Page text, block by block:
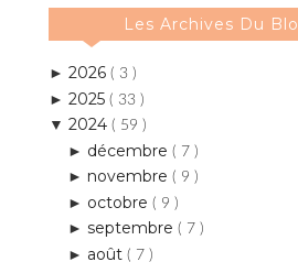
Les Archives Du
► 2026 ( 3 )
► 2025 ( 33 )
▼ 2024 ( 59 )
► décembre ( 7 )
► novembre ( 9 )
► octobre ( 9 )
► septembre ( 7 )
► août ( 7 )